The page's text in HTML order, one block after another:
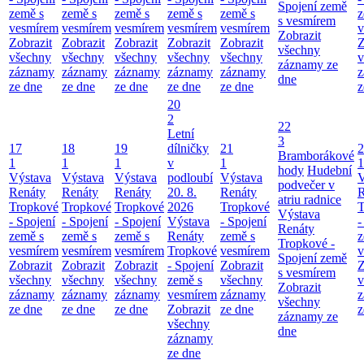
země s
vesmírem
Zobrazit
všechny
záznamy
ze dne
země s
vesmírem
Zobrazit
všechny
záznamy
ze dne
země s
vesmírem
Zobrazit
všechny
záznamy
ze dne
země s
vesmírem
Zobrazit
všechny
záznamy
ze dne
země s
vesmírem
Zobrazit
všechny
záznamy
ze dne
Spojení země
s vesmírem
Zobrazit
všechny
záznamy ze
dne
17
1
Výstava
Renáty
Tropkové
- Spojení
země s
vesmírem
Zobrazit
všechny
záznamy
ze dne
18
1
Výstava
Renáty
Tropkové
- Spojení
země s
vesmírem
Zobrazit
všechny
záznamy
ze dne
19
1
Výstava
Renáty
Tropkové
- Spojení
země s
vesmírem
Zobrazit
všechny
záznamy
ze dne
20
2
Letní
dílničky
v
podloubí
20. 8.
2026
Výstava
Renáty
Tropkové
- Spojení
země s
vesmírem
Zobrazit
všechny
záznamy
ze dne
21
1
Výstava
Renáty
Tropkové
- Spojení
země s
vesmírem
Zobrazit
všechny
záznamy
ze dne
22
3
Bramborákové
hody Hudební
podvečer v
atriu radnice
Výstava
Renáty
Tropkové -
Spojení země
s vesmírem
Zobrazit
všechny
záznamy ze
dne
1
-